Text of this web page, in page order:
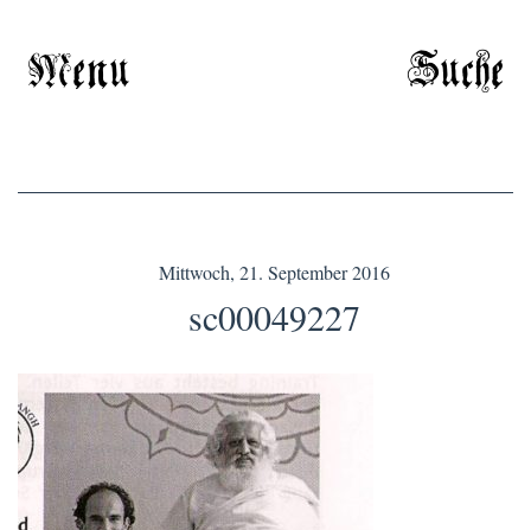
Menu Suche
Mittwoch, 21. September 2016
sc00049227